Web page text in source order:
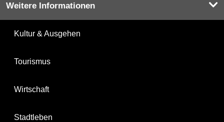
Weitere Informationen
Kultur & Ausgehen
Tourismus
Wirtschaft
Stadtleben